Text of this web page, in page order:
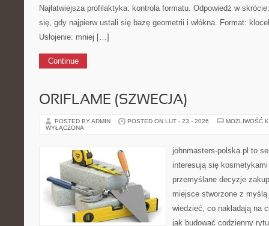
Najłatwiejsza profilaktyka: kontrola formatu. Odpowiedź w
się, gdy najpierw ustali się bazę geometrii i włókna. Format:
Usłojenie: mniej […]
Continue
ORIFLAME (SZWECJA)
POSTED BY ADMIN POSTED ON LUT - 23 - 2026
MOŻLIWOŚĆ
WYŁĄCZONA
johnmasters-polska.pl to
interesują się
przemyślane decyzje
miejsce stworzone z
wiedzieć, co nakładają na
jak budować codzienny